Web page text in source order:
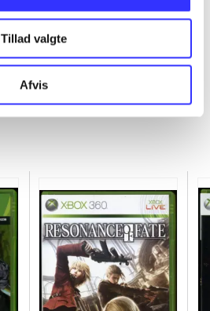
Tillad valgte
Afvis